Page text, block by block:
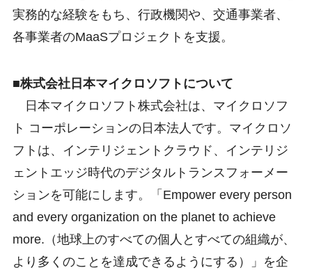
実務的な経験をもち、行政機関や、交通事業者、
各事業者のMaaSプロジェクトを支援。
■株式会社日本マイクロソフトについて
日本マイクロソフト株式会社は、マイクロソフ
ト コーポレーションの日本法人です。マイクロソ
フトは、インテリジェントクラウド、インテリジ
ェントエッジ時代のデジタルトランスフォーメー
ションを可能にします。「Empower every person
and every organization on the planet to achieve
more.（地球上のすべての個人とすべての組織が、
より多くのことを達成できるようにする）」を企